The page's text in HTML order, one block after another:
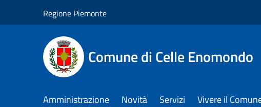
Regione Piemonte
Comune di Celle Enomondo
Amministrazione Novità Servizi Vivere il